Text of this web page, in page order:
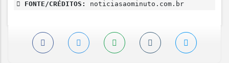
FONTE/CRÉDITOS: noticiasaominuto.com.br